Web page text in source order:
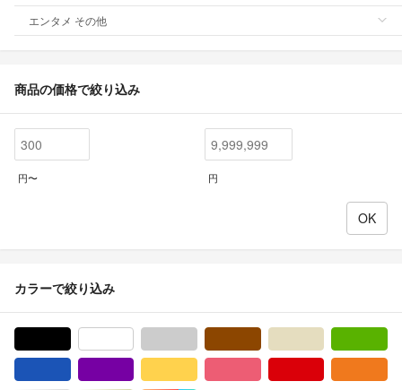
エンタメ その他
商品の価格で絞り込み
円〜 円
カラーで絞り込み